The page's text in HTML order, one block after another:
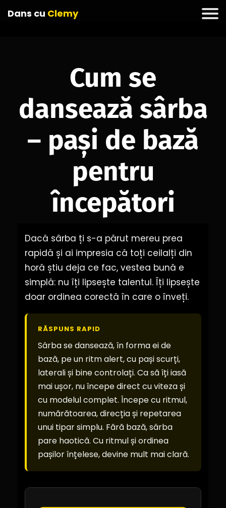
Dans cu Clemy
Cum se
dansează sârba
– pași de bază
pentru
începători
Dacă sârba ți s-a părut mereu prea
rapidă și ai impresia că toți ceilalți din
horă știu deja ce fac, vestea bună e
simplă: nu îți lipsește talentul. Îți lipsește
doar ordinea corectă în care o înveți.
RĂSPUNS RAPID
Sârba se dansează, în forma ei de
bază, pe un ritm alert, cu pași scurți,
laterali și bine controlați. Ca să îți iasă
mai ușor, nu începe direct cu viteza și
cu modelul complet. Începe cu ritmul,
numărătoarea, direcția și repetarea
unui tipar simplu. Fără bază, sârba
pare haotică. Cu ritmul și ordinea
pașilor înțelese, devine mult mai clară.